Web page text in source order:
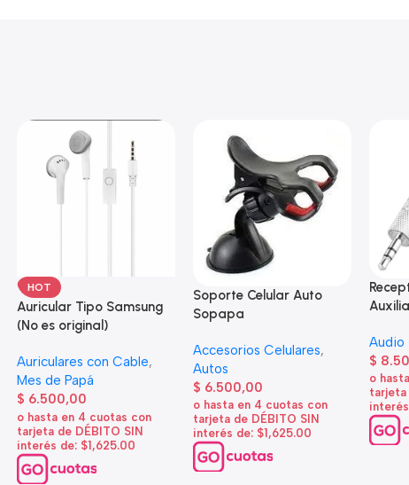
HOT
Auricular Tipo Samsung
(No es original)
Auriculares con Cable,
Mes de Papá
$ 6.500,00
o hasta en 4 cuotas con
tarjeta de DÉBITO SIN
interés de: $1,625.00
Soporte Celular Auto
Sopapa
Accesorios Celulares,
Autos
$ 6.500,00
o hasta en 4 cuotas con
tarjeta de DÉBITO SIN
interés de: $1,625.00
Audio
$
o
tarjeta